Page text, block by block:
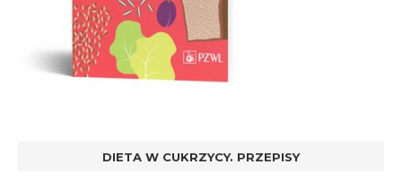
DIETA W CUKRZYCY. PRZEPISY